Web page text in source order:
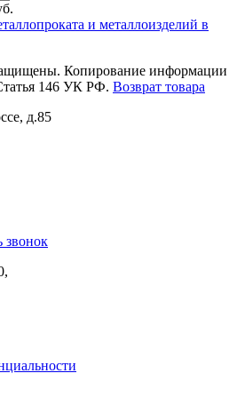
Копирование информации
146 УК РФ. Возврат товара
д.85
звонок
,